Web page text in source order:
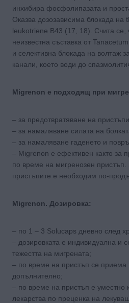
инхибира фосфолипазата и
Оказва дозозависима блокада на
leukotriene B43 (17, 18). Счита се,
неизвестна съставка от
и селективна блокада на волтаж
канали, което води до
Migrenon е подходящ при
– за предотвратяване на
– за намаляване силата на
– за намаляване гаденето и
– Migrenon е ефективен както за
по време на мигренозен пристъп.
пристъпите е необходим по-
Migrenon. Дозировка:
– по 1 – 3 Solucaps дневно след
– дозировката е индивидуална и
тежестта на мигрената;
– по време на пристъп се приема
допълнително;
– по време на пристъп е уместно
лекарства по преценка на